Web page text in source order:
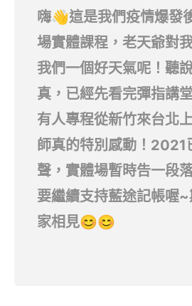
嗨👋這是我們疫情爆發
場實體課程，老天爺對
我們一個好天氣呢！聽
真，已經先看完彈指講
有人專程從新竹來台北
師真的特別感動！2021
聲，實體場暫時告一段
要繼續支持藍途記帳喔
家相見😊😊